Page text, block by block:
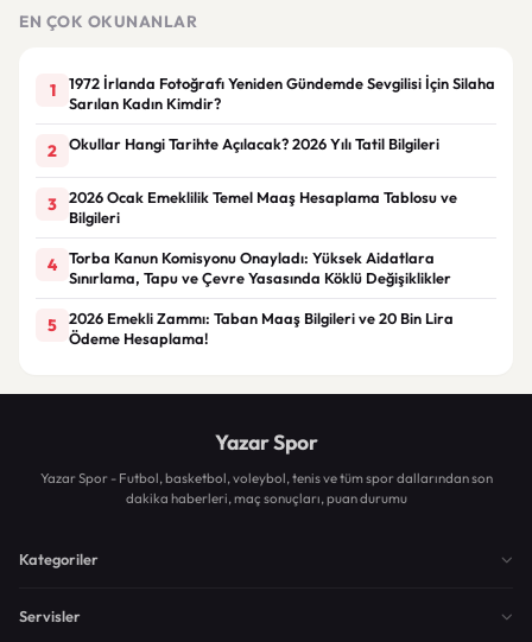
EN ÇOK OKUNANLAR
1
1972 İrlanda Fotoğrafı Yeniden Gündemde Sevgilisi İçin Silaha
Sarılan Kadın Kimdir?
2 Okullar Hangi Tarihte Açılacak? 2026 Yılı Tatil Bilgileri
3
2026 Ocak Emeklilik Temel Maaş Hesaplama Tablosu ve
Bilgileri
4
Torba Kanun Komisyonu Onayladı: Yüksek Aidatlara
Sınırlama, Tapu ve Çevre Yasasında Köklü Değişiklikler
5
2026 Emekli Zammı: Taban Maaş Bilgileri ve 20 Bin Lira
Ödeme Hesaplama!
Yazar Spor
Yazar Spor - Futbol, basketbol, voleybol, tenis ve tüm spor dallarından son
dakika haberleri, maç sonuçları, puan durumu
Kategoriler
Servisler